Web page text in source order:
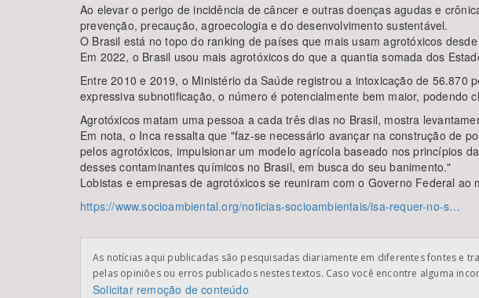
Ao elevar o perigo de incidência de câncer e outras doenças agudas e
prevenção, precaução, agroecologia e do desenvolvimento sustentável.
O Brasil está no topo do ranking de países que mais usam agrotóxicos
Em 2022, o Brasil usou mais agrotóxicos do que a quantia somada dos
Entre 2010 e 2019, o Ministério da Saúde registrou a intoxicação de
expressiva subnotificação, o número é potencialmente bem maior,
Agrotóxicos matam uma pessoa a cada três dias no Brasil, mostra
Em nota, o Inca ressalta que "faz-se necessário avançar na construção de
pelos agrotóxicos, impulsionar um modelo agrícola baseado nos princípios
desses contaminantes químicos no Brasil, em busca do seu banimento."
Lobistas e empresas de agrotóxicos se reuniram com o Governo Federal
https://www.socioambiental.org/noticias-socioambientais/isa-requer-no-s…
As notícias aqui publicadas são pesquisadas diariamente em diferentes fontes e
pelas opiniões ou erros publicados nestes textos. Caso você encontre alguma
Solicitar remoção de conteúdo